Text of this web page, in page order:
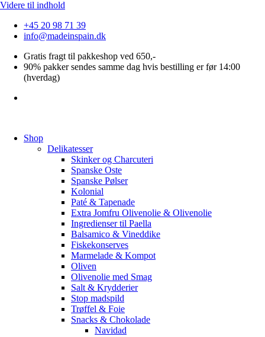
Videre til indhold
+45 20 98 71 39
info@madeinspain.dk
Gratis fragt til pakkeshop ved 650,-
90% pakker sendes samme dag hvis bestilling er før 14:00
(hverdag)
Shop
Delikatesser
Skinker og Charcuteri
Spanske Oste
Spanske Pølser
Kolonial
Paté & Tapenade
Extra Jomfru Olivenolie & Olivenolie
Ingredienser til Paella
Balsamico & Vineddike
Fiskekonserves
Marmelade & Kompot
Oliven
Olivenolie med Smag
Salt & Krydderier
Stop madspild
Trøffel & Foie
Snacks & Chokolade
Navidad